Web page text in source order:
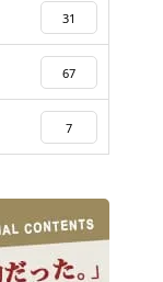
31
67
7